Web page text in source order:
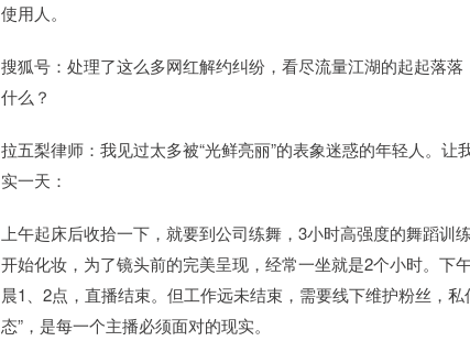
使用人。
搜狐号：处理了这么多网红解约纠纷，看尽流量江湖的起起落
什么？
拉五梨律师：我见过太多被“光鲜亮丽”的表象迷惑的年轻人。
实一天：
上午起床后收拾一下，就要到公司练舞，3小时高强度的舞蹈
开始化妆，为了镜头前的完美呈现，经常一坐就是2个小时。下
晨1、2点，直播结束。但工作远未结束，需要线下维护粉丝，
态”，是每一个主播必须面对的现实。